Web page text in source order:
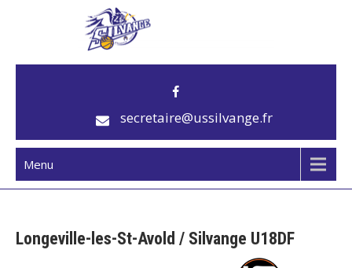
US Silvange
Club de basket
secretaire@ussilvange.fr
Menu
Longeville-les-St-Avold / Silvange U18DF